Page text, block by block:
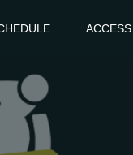
ACCESS